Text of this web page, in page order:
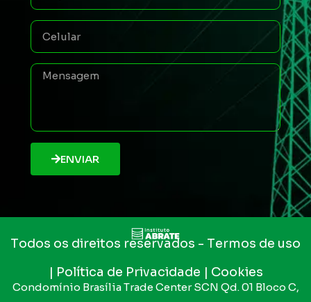
ENVIAR
Todos os direitos reservados - Termos de uso
| Política de Privacidade | Cookies
Condomínio Brasília Trade Center SCN Qd. 01 Bloco C,